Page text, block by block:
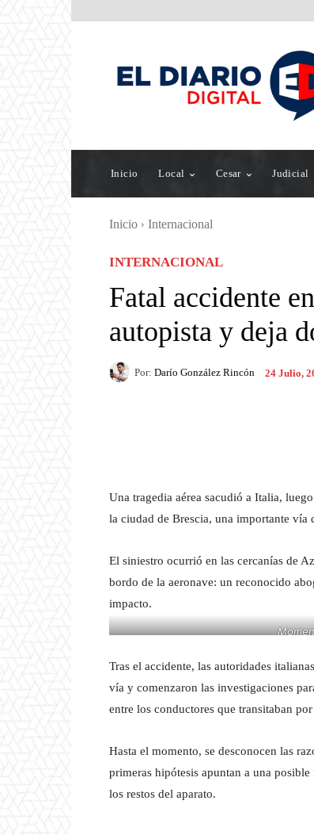
Inicio Local Cesar Judicial
Inicio Internacional
INTERNACIONAL
Fatal accidente
autopista y deja
Por: Darío González Rincón 24 Julio,
Una tragedia aérea sacudió a Italia,
la ciudad de Brescia, una importante vía
El siniestro ocurrió en las cercanías de
bordo de la aeronave: un reconocido
impacto.
Tras el accidente, las autoridades
vía y comenzaron las investigaciones
entre los conductores que transitaban
Hasta el momento, se desconocen las
primeras hipótesis apuntan a una
los restos del aparato.